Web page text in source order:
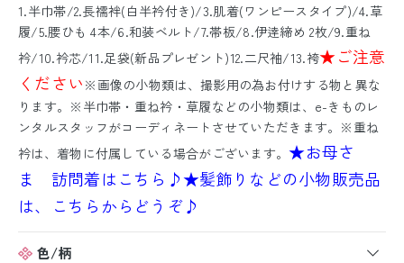
1.半巾帯/2.長襦袢(白半衿付き)/3.肌着(ワンピースタイプ)/4.草
履/5.腰ひも 4本/6.和装ベルト/7.帯板/8.伊逹締め 2枚/9.重ね
衿/10.衿芯/11.足袋(新品プレゼント)12.二尺袖/13.袴★ご注意
ください ※画像の小物類は、撮影用の為お付けする物と異な
ります。※半巾帯・重ね衿・草履などの小物類は、e-きものレ
ンタルスタッフがコーディネートさせていただきます。※重ね
衿は、着物に付属している場合がございます。★お母さ
ま 訪問着はこちら♪★髪飾りなどの小物販売品
は、こちらからどうぞ♪
色/柄